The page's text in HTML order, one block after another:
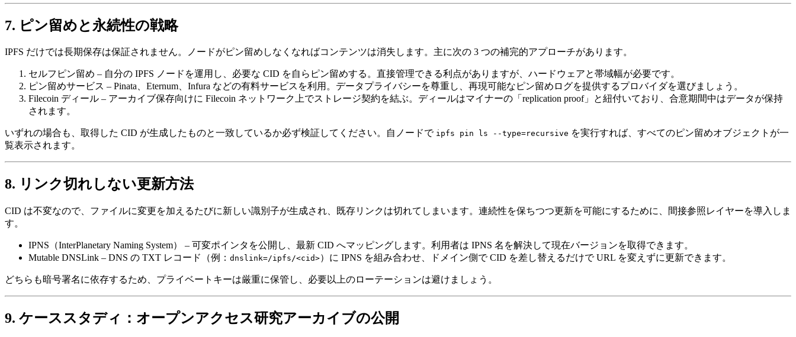
7. ピン留めと永続性の戦略
IPFS だけでは長期保存は保証されません。ノードがピン留めしなくなればコンテンツは消失します。主に次の 3 つの補完的アプローチがあります。
セルフピン留め – 自分の IPFS ノードを運用し、必要な CID を自らピン留めする。直接管理できる利点がありますが、ハードウェアと帯域幅が必要です。
ピン留めサービス – Pinata、Eternum、Infura などの有料サービスを利用。データプライバシーを尊重し、再現可能なピン留めログを提供するプロバイダを選びましょう。
Filecoin ディール – アーカイブ保存向けに Filecoin ネットワーク上でストレージ契約を結ぶ。ディールはマイナーの「replication proof」と紐付いており、合意期間中はデータが保持
されます。
いずれの場合も、取得した CID が生成したものと一致しているか必ず検証してください。自ノードで ipfs pin ls --type=recursive を実行すれば、すべてのピン留めオブジェクトが一
覧表示されます。
8. リンク切れしない更新方法
CID は不変なので、ファイルに変更を加えるたびに新しい識別子が生成され、既存リンクは切れてしまいます。連続性を保ちつつ更新を可能にするために、間接参照レイヤーを導入しま
す。
IPNS（InterPlanetary Naming System）
– 可変ポインタを公開し、最新 CID へマッピングします。利用者は IPNS 名を解決して現在バージョンを取得できます。
Mutable DNSLink – DNS の TXT レコード（例： dnslink=/ipfs/<cid>）に IPNS を組み合わせ、ドメイン側で CID を差し替えるだけで URL を変えずに更新できます。
どちらも暗号署名に依存するため、プライベートキーは厳重に保管し、必要以上のローテーションは避けましょう。
9. ケーススタディ：オープンアクセス研究アーカイブの公開